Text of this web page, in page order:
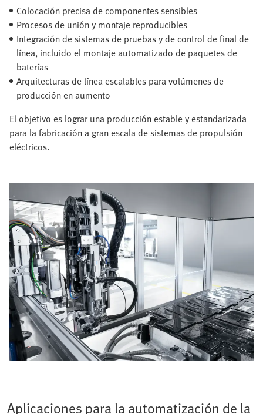
Colocación precisa de componentes sensibles
Procesos de unión y montaje reproducibles
Integración de sistemas de pruebas y de control de final de
línea, incluido el montaje automatizado de paquetes de
baterías
Arquitecturas de línea escalables para volúmenes de
producción en aumento
El objetivo es lograr una producción estable y estandarizada
para la fabricación a gran escala de sistemas de propulsión
eléctricos.
Aplicaciones para la automatización de la